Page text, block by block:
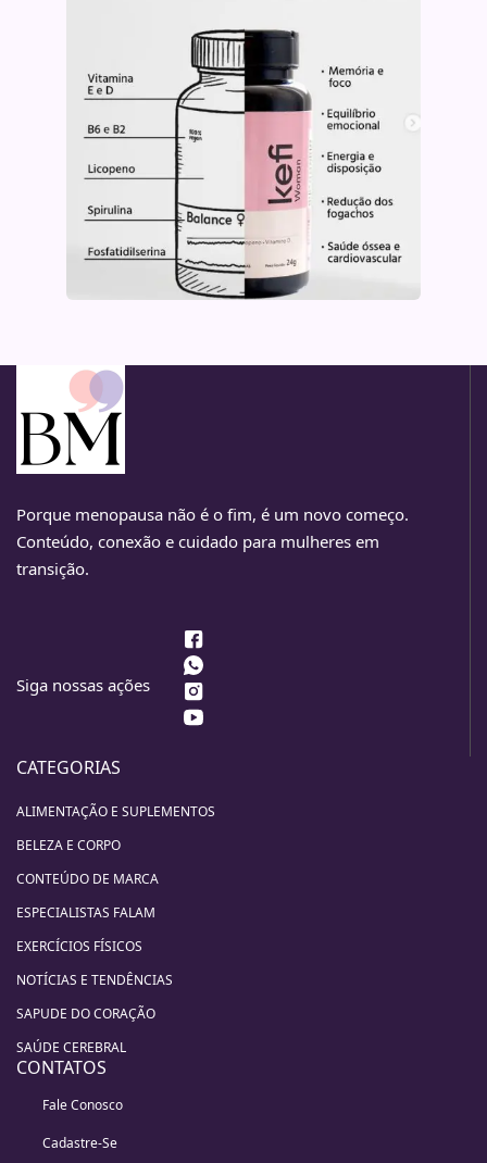
Porque menopausa não é o fim, é um novo começo.
Conteúdo, conexão e cuidado para mulheres em
transição.
Siga nossas ações
CATEGORIAS
ALIMENTAÇÃO E SUPLEMENTOS
BELEZA E CORPO
CONTEÚDO DE MARCA
ESPECIALISTAS FALAM
EXERCÍCIOS FÍSICOS
NOTÍCIAS E TENDÊNCIAS
SAPUDE DO CORAÇÃO
SAÚDE CEREBRAL
CONTATOS
Fale Conosco
Cadastre-Se